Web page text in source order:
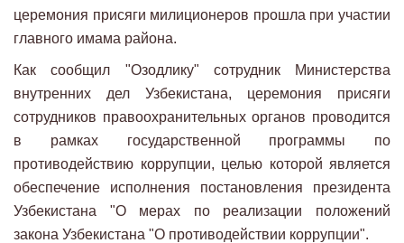
церемония присяги милиционеров прошла при участии
главного имама района.
Как сообщил "Озодлику" сотрудник Министерства
внутренних дел Узбекистана, церемония присяги
сотрудников правоохранительных органов проводится
в рамках государственной программы по
противодействию коррупции, целью которой является
обеспечение исполнения постановления президента
Узбекистана "О мерах по реализации положений
закона Узбекистана "О противодействии коррупции".